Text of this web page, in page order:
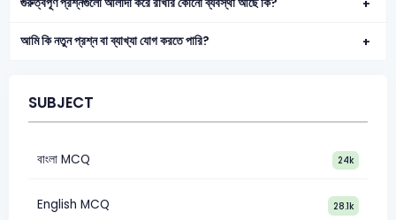
গুরুত্বপূর্ণ প্রশ্নগুলো আলাদা করে রাখার কোনো ব্যবস্থা আছে কি?
আমি কি নতুন প্রশ্ন বা ব্যাখ্যা যোগ করতে পারি?
SUBJECT
বাংলা MCQ 24k
English MCQ 28.1k